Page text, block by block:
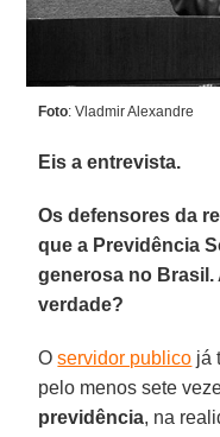
Foto: Vladmir Alexandre
Eis a entrevista.
Os defensores da
que a Previdência
generosa no
verdade?
Oservidor publico já
pelo menos sete
previdência, na